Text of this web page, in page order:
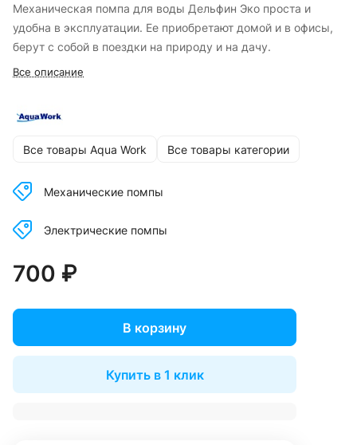
Механическая помпа для воды Дельфин Эко проста и
удобна в эксплуатации. Ее приобретают домой и в офисы,
берут с собой в поездки на природу и на дачу.
Все описание
Все товары Aqua Work Все товары категории
Механические помпы
Электрические помпы
700 ₽
В корзину
Купить в 1 клик